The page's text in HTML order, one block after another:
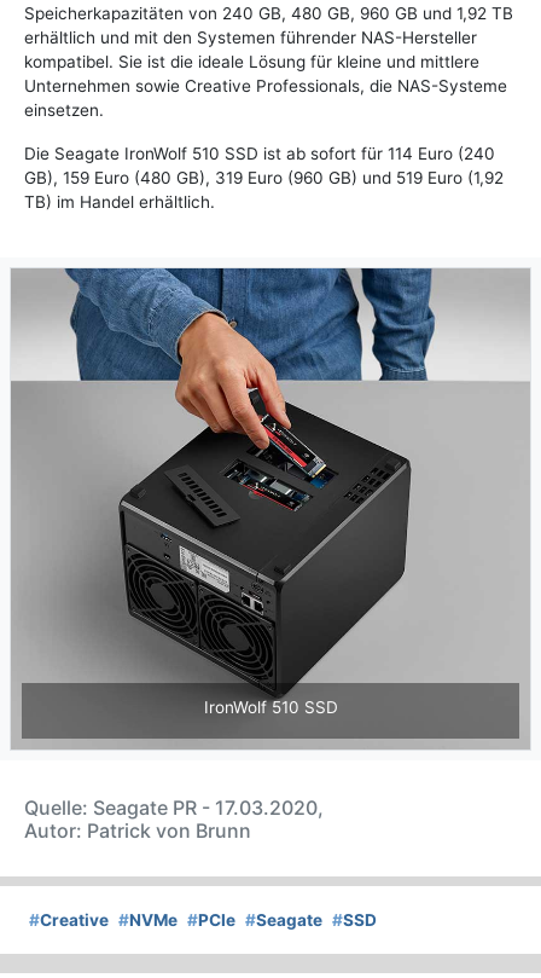
Speicherkapazitäten von 240 GB, 480 GB, 960 GB und 1,92 TB
erhältlich und mit den Systemen führender NAS-Hersteller
kompatibel. Sie ist die ideale Lösung für kleine und mittlere
Unternehmen sowie Creative Professionals, die NAS-Systeme
einsetzen.
Die Seagate IronWolf 510 SSD ist ab sofort für 114 Euro (240
GB), 159 Euro (480 GB), 319 Euro (960 GB) und 519 Euro (1,92
TB) im Handel erhältlich.
IronWolf 510 SSD
Quelle: Seagate PR - 17.03.2020,
Autor: Patrick von Brunn
#Creative #NVMe #PCIe #Seagate #SSD